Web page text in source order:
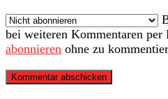
bei weiteren Kommentaren
abonnieren ohne zu